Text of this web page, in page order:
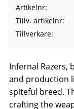
Artikelnr
Tillv. artikelnr
Tillverkare
Infernal Razers,
and production
spiteful breed.
crafting the